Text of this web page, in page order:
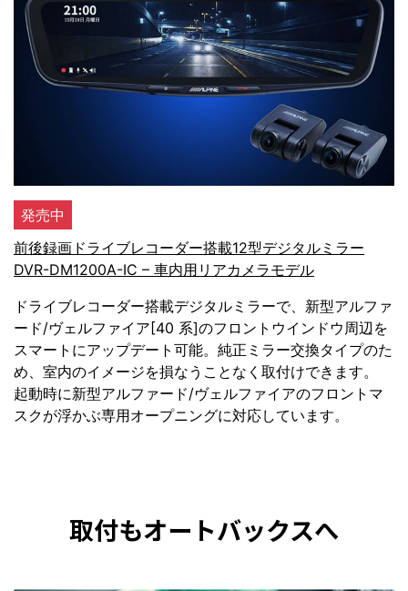
発売中
前後録画ドライブレコーダー搭載12型デジタルミラー
DVR-DM1200A-IC – 車内用リアカメラモデル
ドライブレコーダー搭載デジタルミラーで、新型アルファ
ード/ヴェルファイア[40 系]のフロントウインドウ周辺を
スマートにアップデート可能。純正ミラー交換タイプのた
め、室内のイメージを損なうことなく取付けできます。
起動時に新型アルファード/ヴェルファイアのフロントマ
スクが浮かぶ専用オープニングに対応しています。
取付もオートバックスへ